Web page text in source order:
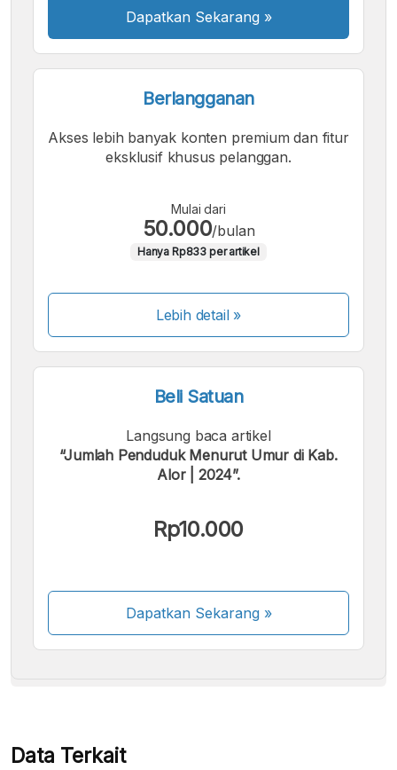
Dapatkan Sekarang »
Berlangganan
Akses lebih banyak konten premium dan fitur
eksklusif khusus pelanggan.
Mulai dari
50.000/bulan
Hanya Rp833 per artikel
Lebih detail »
Beli Satuan
Langsung baca artikel
“Jumlah Penduduk Menurut Umur di Kab.
Alor | 2024”.
Rp10.000
Dapatkan Sekarang»
Beberapa metode pembayaran masih dalam
Data Terkait